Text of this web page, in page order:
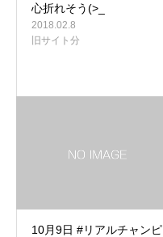
心折れそう(>_
2018.02.8
旧サイト分
10月9日 #リアルチャンピ